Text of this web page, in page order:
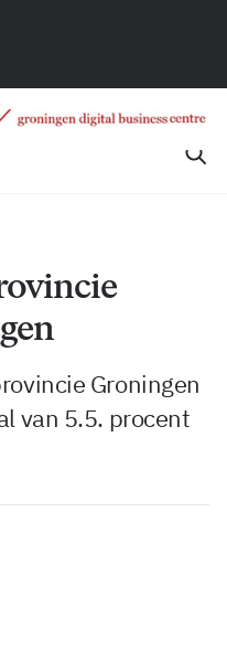
Groningen
van 5.5. procent